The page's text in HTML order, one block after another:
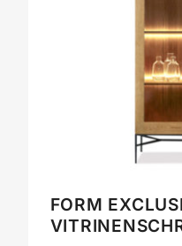
FORM